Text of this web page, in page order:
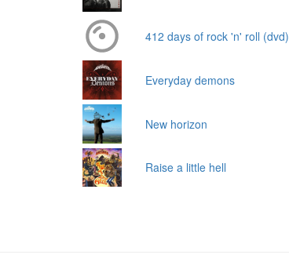
412 days of rock 'n' roll (dvd)
Everyday demons
New horizon
Raise a little hell